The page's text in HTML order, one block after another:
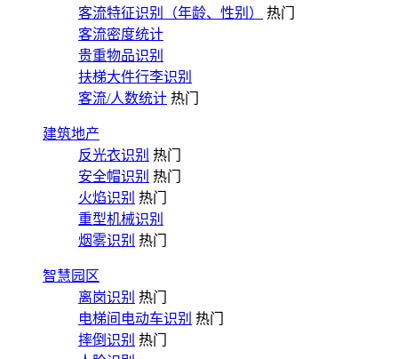
客流特征识别（年龄、性别）
热门
客流密度统计
贵重物品识别
扶梯大件行李识别
客流/人数统计 热门
建筑地产
反光衣识别 热门
安全帽识别 热门
火焰识别 热门
重型机械识别
烟雾识别 热门
智慧园区
离岗识别 热门
电梯间电动车识别 热门
摔倒识别 热门